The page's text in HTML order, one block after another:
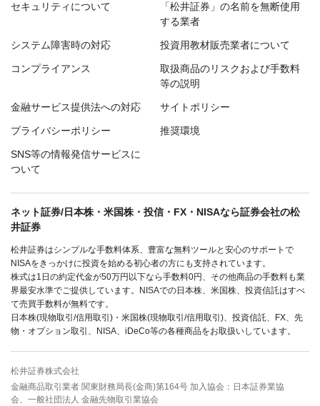
セキュリティについて
「松井証券」の名前を無断使用
する業者
システム障害時の対応 投資用教材販売業者について
コンプライアンス
取扱商品のリスクおよび手数料
等の説明
金融サービス提供法への対応 サイトポリシー
プライバシーポリシー 推奨環境
SNS等の情報発信サービスに
ついて
ネット証券/日本株・米国株・投信・FX・NISAなら証券会社の松
井証券
松井証券はシンプルな手数料体系、豊富な無料ツールと安心のサポートで
NISAをきっかけに投資を始める初心者の方にも支持されています。
株式は1日の約定代金が50万円以下なら手数料0円、その他商品の手数料も業
界最安水準でご提供しています。NISAでの日本株、米国株、投資信託はすべ
て売買手数料が無料です。
日本株(現物取引/信用取引)・米国株(現物取引/信用取引)、投資信託、FX、先
物・オプション取引、NISA、iDeCo等の各種商品をお取扱いしています。
松井証券株式会社
金融商品取引業者 関東財務局長(金商)第164号 加入協会：日本証券業協
会、一般社団法人 金融先物取引業協会